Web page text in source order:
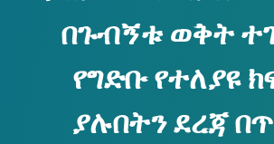
በጉብኝቱ ወቅት
የግድቡ የተለያዩ
ያሉበትን ደረጃ